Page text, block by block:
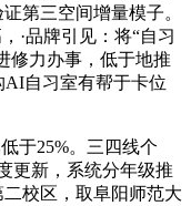
第三空间增量模子。
·品牌引见：将“自习
修力办事，低于地推
AI自习室有帮于卡位
于25%。三四线个
更新，系统分年级推
校区，取阜阳师范大